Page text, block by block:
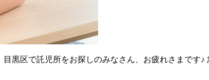
黒区で託児所をお探しのみなさん、お疲れさまです♪